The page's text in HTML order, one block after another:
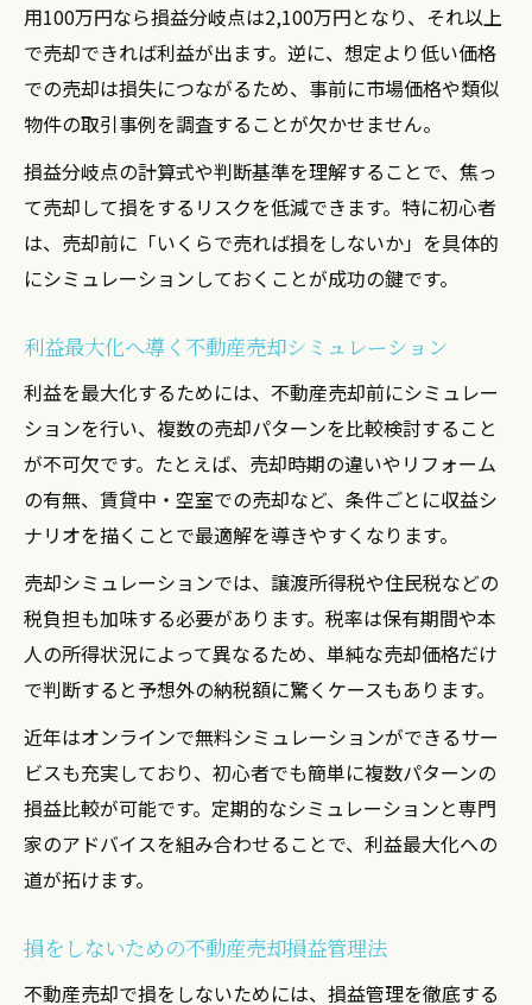
用100万円なら損益分岐点は2,100万円となり、それ以上
で売却できれば利益が出ます。逆に、想定より低い価格
での売却は損失につながるため、事前に市場価格や類似
物件の取引事例を調査することが欠かせません。
損益分岐点の計算式や判断基準を理解することで、焦っ
て売却して損をするリスクを低減できます。特に初心者
は、売却前に「いくらで売れば損をしないか」を具体的
にシミュレーションしておくことが成功の鍵です。
利益最大化へ導く不動産売却シミュレーション
利益を最大化するためには、不動産売却前にシミュレー
ションを行い、複数の売却パターンを比較検討すること
が不可欠です。たとえば、売却時期の違いやリフォーム
の有無、賃貸中・空室での売却など、条件ごとに収益シ
ナリオを描くことで最適解を導きやすくなります。
売却シミュレーションでは、譲渡所得税や住民税などの
税負担も加味する必要があります。税率は保有期間や本
人の所得状況によって異なるため、単純な売却価格だけ
で判断すると予想外の納税額に驚くケースもあります。
近年はオンラインで無料シミュレーションができるサー
ビスも充実しており、初心者でも簡単に複数パターンの
損益比較が可能です。定期的なシミュレーションと専門
家のアドバイスを組み合わせることで、利益最大化への
道が拓けます。
損をしないための不動産売却損益管理法
不動産売却で損をしないためには、損益管理を徹底する